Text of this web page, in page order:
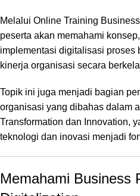
Melalui Online Training
peserta akan memahami
implementasi digitalisasi proses
kinerja organisasi secara
Topik ini juga menjadi bagian
organisasi yang dibahas dalam
Transformation dan Innovation,
teknologi dan inovasi menjadi
Memahami Business